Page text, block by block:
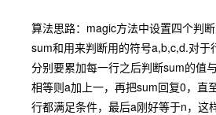
算法思路：magic方法中设置四个判
sum和用来判断用的符号a,b,c,d.对于
分别要累加每一行之后判断sum的值
相等则a加上一，再把sum回复0，直
行都满足条件，最后a刚好等于n，这